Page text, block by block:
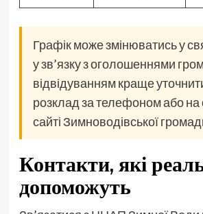
Графік може змінюватись у
у зв’язку з оголошеннями
відвідуванням краще
розклад за телефоном або на
сайті Зимноводівської
Контакти, які
допоможуть